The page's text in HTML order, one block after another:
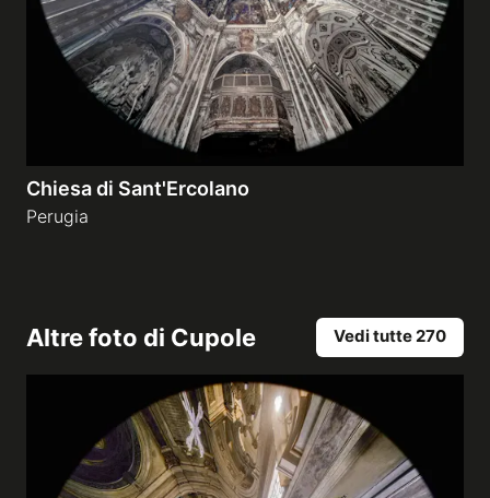
Chiesa di Sant'Ercolano
Perugia
Altre foto di Cupole Vedi tutte 270